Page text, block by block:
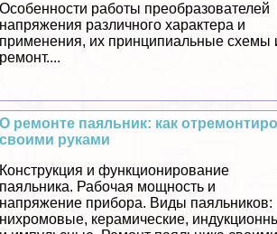
Особенности работы преобразователей
напряжения различного хаpaктера и
применения, их принципиальные схемы
ремонт....
О ремонте паяльник: как
своими руками
Конструкция и функционирование
паяльника. Рабочая мощность и
напряжение прибора. Виды паяльников:
нихромовые, керамические,